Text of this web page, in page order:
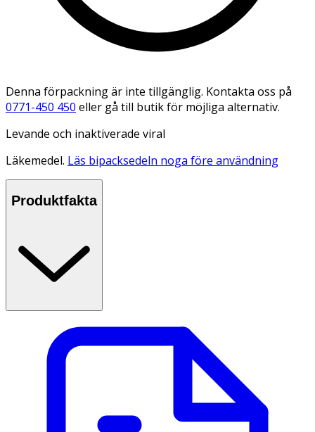
Denna förpackning är inte tillgänglig. Kontakta oss på
0771-450 450 eller gå till butik för möjliga alternativ.
Levande och inaktiverade viral
Läkemedel. Läs bipacksedeln noga före användning
Produktfakta